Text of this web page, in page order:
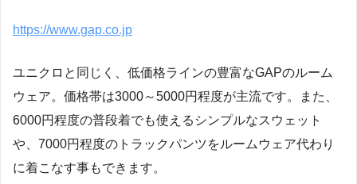
https://www.gap.co.jp
ユニクロと同じく、低価格ラインの豊富なGAPのルーム
ウェア。価格帯は3000～5000円程度が主流です。また、
6000円程度の普段着でも使えるシンプルなスウェット
や、7000円程度のトラックパンツをルームウェア代わり
に着こなす事もできます。